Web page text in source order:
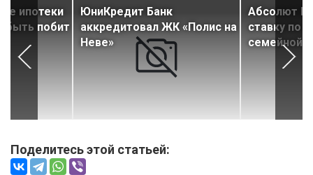
ипотеки
быть побит
ЮниКредит Банк
аккредитовал ЖК «Полис на
Неве»
Абсолют
ставку по
семейной
Поделитесь этой статьей: